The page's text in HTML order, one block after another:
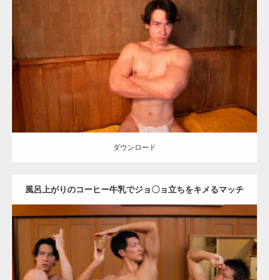
2023.02.11
SOSUKE 大胸筋
ダウンロード
ダウンロード
風呂上がりのコーヒー牛乳でジョ〇ョ立ちをキメるマッチ
ョ
Update:2023.02.11
Category:筋肉銭湯2 その他 AKIHITO(細マッチョ) SOSUKE YOSHI